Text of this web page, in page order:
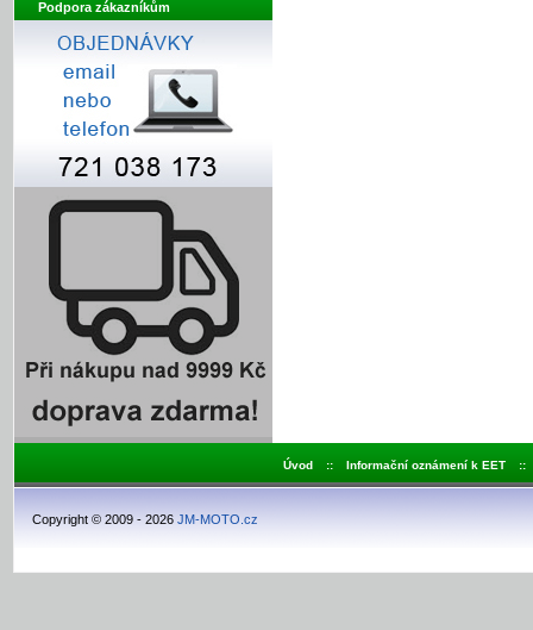
Podpora zákazníkům
Úvod :: Informační oznámení k EET ::
Copyright © 2009 - 2026 JM-MOTO.cz